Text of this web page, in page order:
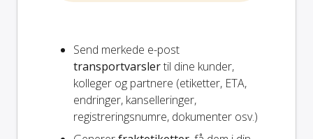
Send merkede e-post
transportvarslertil dine kunder,
kolleger og partnere (etiketter, ETA,
endringer, kanselleringer,
registreringsnumre, dokumenter osv.)